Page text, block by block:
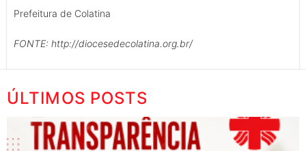
Prefeitura de Colatina
FONTE: http://diocesedecolatina.org.br/
ÚLTIMOS POSTS